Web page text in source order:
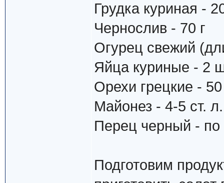
Грудка куриная -
Чернослив - 70 г
Огурец свежий
Яйца куриные - 2
Орехи грецкие - 50
Майонез - 4-5 ст. л.
Перец черный - по
Подготовим